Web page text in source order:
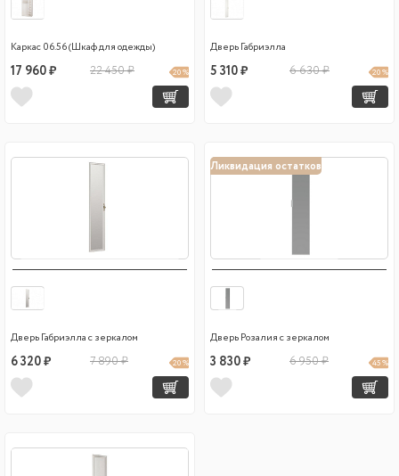
Каркас 06.56 (Шкаф для одежды)
17 960 ₽ 22 450 ₽ 20 %
Дверь Габриэлла
5 310 ₽ 6 630 ₽ 20 %
Дверь Габриэлла с зеркалом
6 320 ₽ 7 890 ₽ 20 %
Ликвидация остатков
Дверь Розалия с зеркалом
3 830 ₽ 6 950 ₽ 45 %